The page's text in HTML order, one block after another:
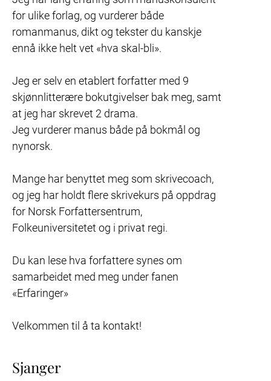
for ulike forlag, og vurderer både
romanmanus, dikt og tekster du kanskje
ennå ikke helt vet «hva skal-bli».
Jeg er selv en etablert forfatter med 9
skjønnlitterære bokutgivelser bak meg, samt
at jeg har skrevet 2 drama.
Jeg vurderer manus både på bokmål og
nynorsk.
Mange har benyttet meg som skrivecoach,
og jeg har holdt flere skrivekurs på oppdrag
for Norsk Forfattersentrum,
Folkeuniversitetet og i privat regi.
Du kan lese hva forfattere synes om
samarbeidet med meg under fanen
«Erfaringer»
Velkommen til å ta kontakt!
Sjanger